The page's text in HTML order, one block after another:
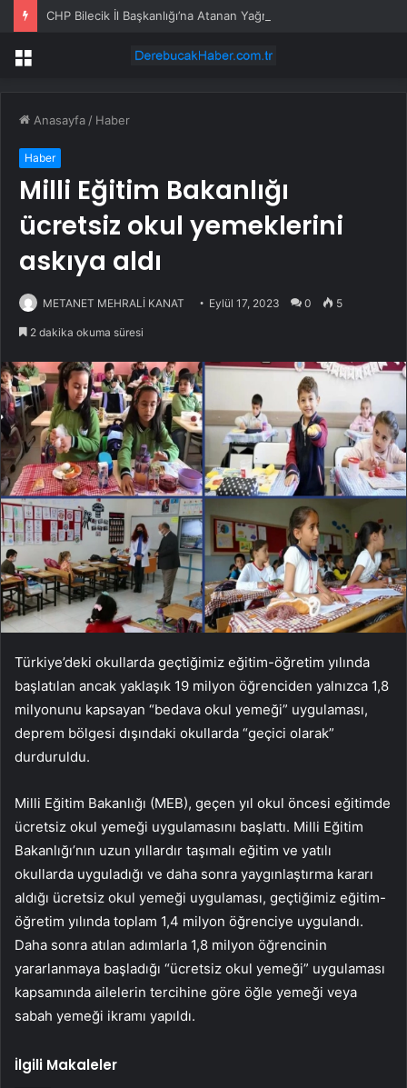
Menü
Anasayfa / Haber
Haber
Milli Eğitim Bakanlığı
ücretsiz okul yemeklerini
askıya aldı
METANET MEHRALİ KANAT Eylül 17, 2023 0 5
2 dakika okuma süresi
Türkiye’deki okullarda geçtiğimiz eğitim-öğretim yılında
başlatılan ancak yaklaşık 19 milyon öğrenciden yalnızca 1,8
milyonunu kapsayan “bedava okul yemeği” uygulaması,
deprem bölgesi dışındaki okullarda “geçici olarak”
durduruldu.
Milli Eğitim Bakanlığı (MEB), geçen yıl okul öncesi eğitimde
ücretsiz okul yemeği uygulamasını başlattı. Milli Eğitim
Bakanlığı’nın uzun yıllardır taşımalı eğitim ve yatılı
okullarda uyguladığı ve daha sonra yaygınlaştırma kararı
aldığı ücretsiz okul yemeği uygulaması, geçtiğimiz eğitim-
öğretim yılında toplam 1,4 milyon öğrenciye uygulandı.
Daha sonra atılan adımlarla 1,8 milyon öğrencinin
yararlanmaya başladığı “ücretsiz okul yemeği” uygulaması
kapsamında ailelerin tercihine göre öğle yemeği veya
sabah yemeği ikramı yapıldı.
İlgili Makaleler